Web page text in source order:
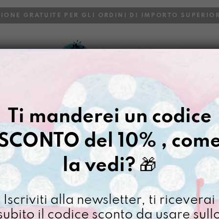
GRATUITE PER GLI ORDINI DI IMPORTO
Gazpacho Secchiona
PRIMAVEGA
€128,00
[ Borsa zaino 2in1: 30 x
Non disponibile al momento
Ti manderei un codice
del 10% ,
la vedi?🎁
Iscriviti alla newsletter, ti riceverai
il codice sconto da usare